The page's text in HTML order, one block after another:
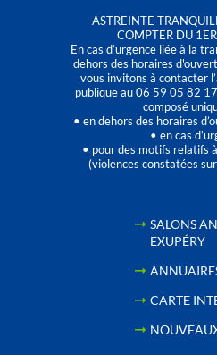
ASTREINTE
COMPTER DU
En cas d’urgence liée à la
dehors des horaires
vous invitons à contacter
publique au 06 59 05 82
composé
• en dehors des horaires
• en cas
• pour des motifs relatifs
(violences constatées
SALONS
EXUPÉRY
CARTE